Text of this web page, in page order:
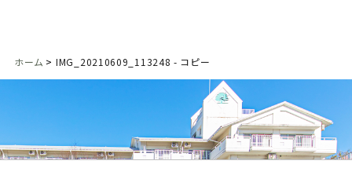
ホーム IMG_20210609_113248 - コピー